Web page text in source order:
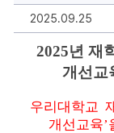
식
2025.09.25
2025년 재
개선교
우리대학교
개선교육